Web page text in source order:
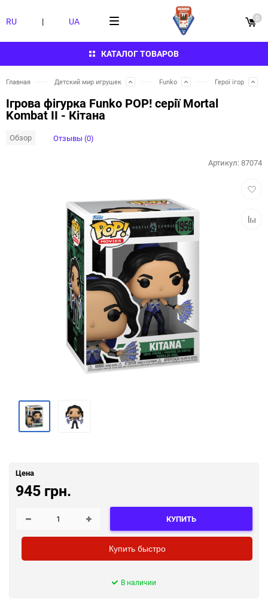
КАТАЛОГ ТОВАРОВ
RU | UA 0
Главная Детский мир игрушек Funko Герої ігор
Ігрова фігурка Funko POP! серії Mortal
Kombat II - Кітана
Обзор Отзывы (0)
Артикул:87074
Цена
945 грн.
КУПИТЬ
Купить быстро
В наличии